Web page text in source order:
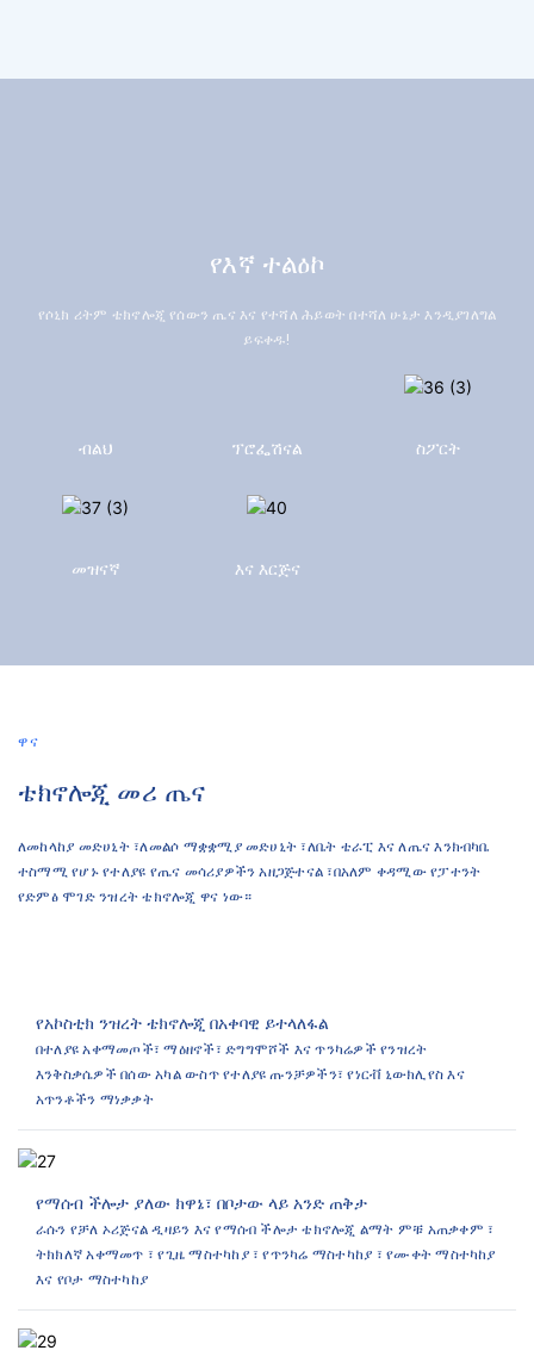
የእኛ ተልዕኮ
የሶኒክ ሪትም ቴክኖሎጂ የሰውን ጤና እና የተሻለ ሕይወት በተሻለ ሁኔታ እንዲያገለግል
ይፍቀዱ!
ብልህ ፕሮፌሽናል ስፖርት
መዝናኛ እና እርጅና
ዋና
ቴክኖሎጂ መሪ ጤና
ለመከላከያ መድሀኒት ፣ለመልሶ ማቋቋሚያ መድሀኒት ፣ለቤት ቴራፒ እና ለጤና እንክብካቤ
ተስማሚ የሆኑ የተለያዩ የጤና መሳሪያዎችን አዘጋጅተናል ፣በአለም ቀዳሚው የፓተንት
የድምፅ ሞገድ ንዝረት ቴክኖሎጂ ዋና ነው።
የአኮስቲክ ንዝረት ቴክኖሎጂ በአቀባዊ ይተላለፋል
በተለያዩ አቀማመጦች፣ ማዕዘኖች፣ ድግግሞሾች እና ጥንካሬዎች የንዝረት
እንቅስቃሴዎች በሰው አካል ውስጥ የተለያዩ ጡንቻዎችን፣ የነርቭ ኒውክሊየስ እና
አጥንቶችን ማነቃቃት
የማሰብ ችሎታ ያለው ክዋኔ፣ በቦታው ላይ አንድ ጠቅታ
ራሱን የቻለ ኦሪጅናል ዲዛይን እና የማሰብ ችሎታ ቴክኖሎጂ ልማት ምቹ አጠቃቀም ፣
ትክክለኛ አቀማመጥ ፣ የጊዜ ማስተካከያ ፣ የጥንካሬ ማስተካከያ ፣ የሙቀት ማስተካከያ
እና የቦታ ማስተካከያ